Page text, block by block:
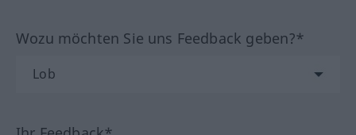
Wozu möchten Sie uns Feedback geben?*